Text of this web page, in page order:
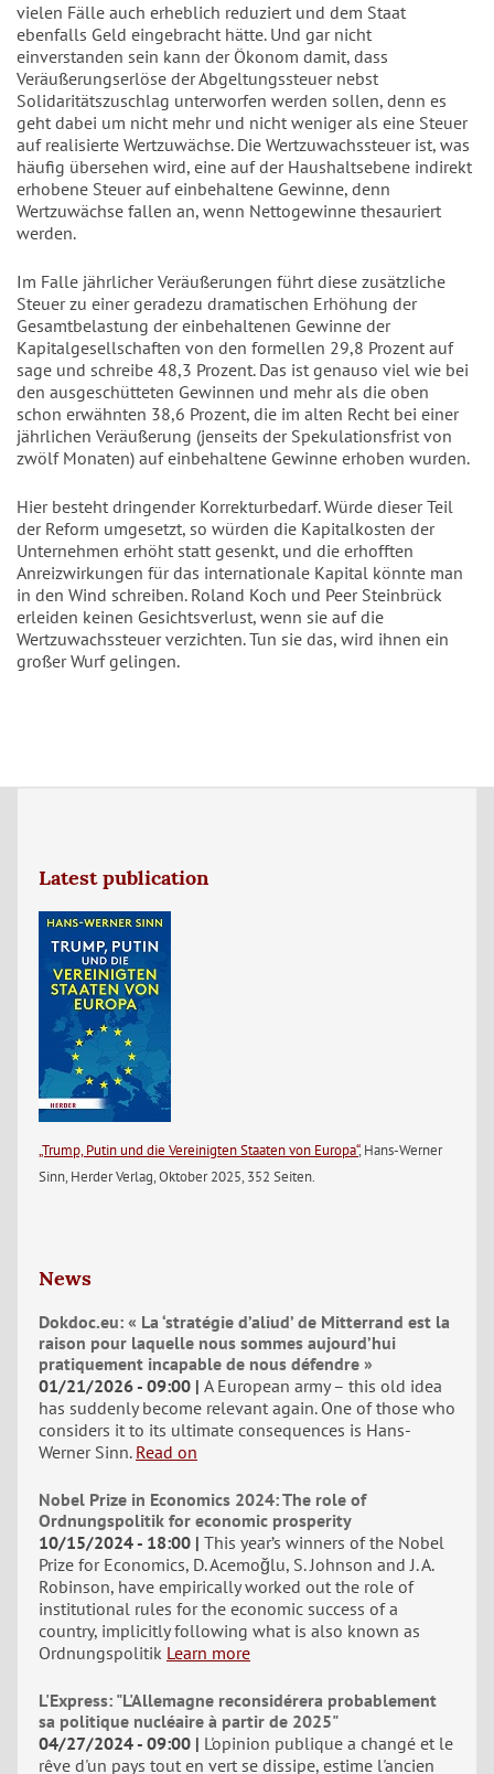
vielen Fälle auch erheblich reduziert und dem Staat
ebenfalls Geld eingebracht hätte. Und gar nicht
einverstanden sein kann der Ökonom damit, dass
Veräußerungserlöse der Abgeltungssteuer nebst
Solidaritätszuschlag unterworfen werden sollen, denn es
geht dabei um nicht mehr und nicht weniger als eine Steuer
auf realisierte Wertzuwächse. Die Wertzuwachssteuer ist, was
häufig übersehen wird, eine auf der Haushaltsebene indirekt
erhobene Steuer auf einbehaltene Gewinne, denn
Wertzuwächse fallen an, wenn Nettogewinne thesauriert
werden.
Im Falle jährlicher Veräußerungen führt diese zusätzliche
Steuer zu einer geradezu dramatischen Erhöhung der
Gesamtbelastung der einbehaltenen Gewinne der
Kapitalgesellschaften von den formellen 29,8 Prozent auf
sage und schreibe 48,3 Prozent. Das ist genauso viel wie bei
den ausgeschütteten Gewinnen und mehr als die oben
schon erwähnten 38,6 Prozent, die im alten Recht bei einer
jährlichen Veräußerung (jenseits der Spekulationsfrist von
zwölf Monaten) auf einbehaltene Gewinne erhoben wurden.
Hier besteht dringender Korrekturbedarf. Würde dieser Teil
der Reform umgesetzt, so würden die Kapitalkosten der
Unternehmen erhöht statt gesenkt, und die erhofften
Anreizwirkungen für das internationale Kapital könnte man
in den Wind schreiben. Roland Koch und Peer Steinbrück
erleiden keinen Gesichtsverlust, wenn sie auf die
Wertzuwachssteuer verzichten. Tun sie das, wird ihnen ein
großer Wurf gelingen.
Latest publication
„Trump, Putin und die Vereinigten Staaten von Europa“, Hans-Werner
Sinn, Herder Verlag, Oktober 2025, 352 Seiten.
News
Dokdoc.eu: « La ‘stratégie d’aliud’ de Mitterrand est la
raison pour laquelle nous sommes aujourd’hui
pratiquement incapable de nous défendre »
01/21/2026 - 09:00 A European army – this old idea
has suddenly become relevant again. One of those who
considers it to its ultimate consequences is Hans-
Werner Sinn. Read on
Nobel Prize in Economics 2024: The role of
Ordnungspolitik for economic prosperity
10/15/2024 - 18:00 This year’s winners of the Nobel
Prize for Economics, D. Acemoğlu, S. Johnson and J. A.
Robinson, have empirically worked out the role of
institutional rules for the economic success of a
country, implicitly following what is also known as
Ordnungspolitik Learn more
L'Express: "L'Allemagne reconsidérera probablement
sa politique nucléaire à partir de 2025"
04/27/2024 - 09:00
L'opinion publique a changé et le
rêve d'un pays tout en vert se dissipe, estime l'ancien